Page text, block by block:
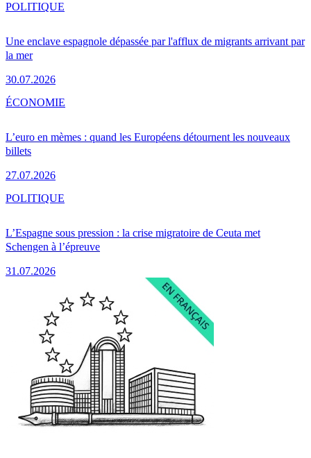
Une enclave espagnole dépassée par l'afflux de migrants arrivant par
la mer
30.07.2026
POLITIQUE
L’euro en mèmes : quand les Européens détournent les nouveaux
billets
27.07.2026
ÉCONOMIE
L’Espagne sous pression : la crise migratoire de Ceuta met
Schengen à l’épreuve
31.07.2026
POLITIQUE